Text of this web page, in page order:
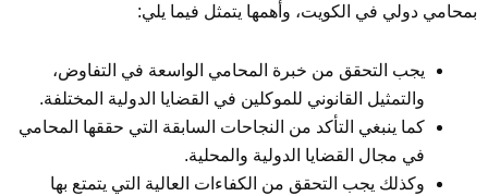
بمحامي دولي في الكويت، وأهمها يتمثل فيما يلي:
يجب التحقق من خبرة المحامي الواسعة في التفاوض،
والتمثيل القانوني للموكلين في القضايا الدولية المختلفة.
كما ينبغي التأكد من النجاحات السابقة التي حققها المحامي
في مجال القضايا الدولية والمحلية.
وكذلك يجب التحقق من الكفاءات العالية التي يتمتع بها